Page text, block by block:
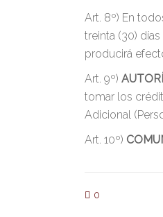
Art. 8º) En
treinta (30)
producirá
Art. 9º)
tomar los
Adicional
Art. 10º)
0